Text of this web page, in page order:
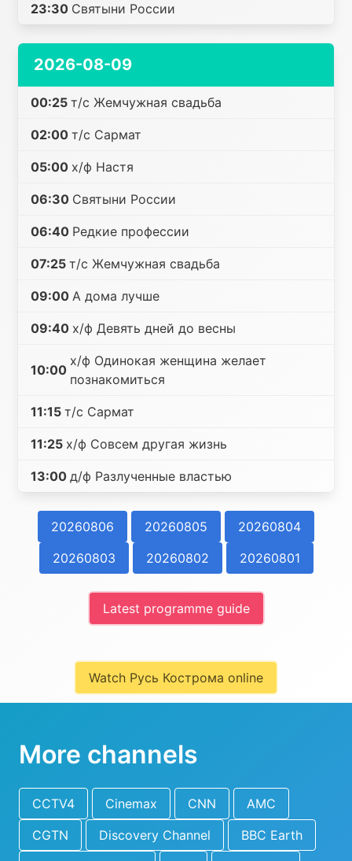
23:30 Святыни России
2026-08-09
00:25 т/с Жемчужная свадьба
02:00 т/с Сармат
05:00 х/ф Настя
06:30 Святыни России
06:40 Редкие профессии
07:25 т/с Жемчужная свадьба
09:00 А дома лучше
09:40 х/ф Девять дней до весны
10:00
х/ф Одинокая женщина желает
познакомиться
11:15 т/с Сармат
11:25 х/ф Совсем другая жизнь
13:00 д/ф Разлученные властью
20260806 20260805
20260804
20260803
20260802 20260801
Latest programme guide
Watch Русь Кострома online
More channels
CCTV4 Cinemax CNN
AMC
CGTN
Discovery Channel
BBC Earth